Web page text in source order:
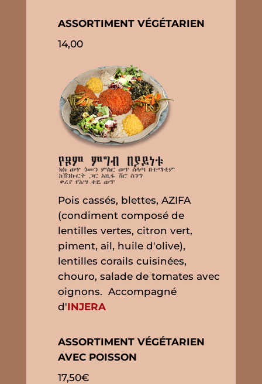
ASSORTIMENT VÉGÉTARIEN
14,00
Pois cassés, blettes, AZIFA
(condiment composé de
lentilles vertes, citron vert,
piment, ail, huile d'olive),
lentilles corails cuisinées,
chouro, salade de tomates avec
oignons. Accompagné
d'INJERA
ASSORTIMENT VÉGÉTARIEN
AVEC POISSON
17,50€